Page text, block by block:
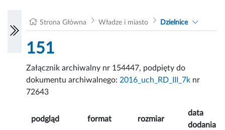
Strona Główna Władze i miasto Dzielnice
151
Załącznik archiwalny nr 154447, podpięty do
dokumentu archiwalnego: 2016_uch_RD_III_7k nr
72643
podgląd format rozmiar
data
dodania